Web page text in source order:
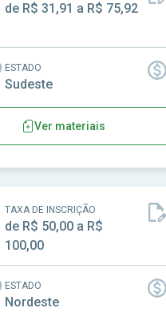
de R$ 31,91 a R$ 75,92
ESTADO
Sudeste
Ver materiais
TAXA DE INSCRIÇÃO
de R$ 50,00 a R$
100,00
ESTADO
Nordeste